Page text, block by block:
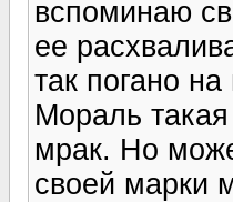
вспоминаю
ее
так погано
Мораль
мрак. Но
своей марки